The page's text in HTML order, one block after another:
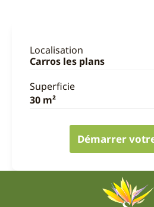
Localisation
Carros les plans
Superficie
30 m²
Démarrer